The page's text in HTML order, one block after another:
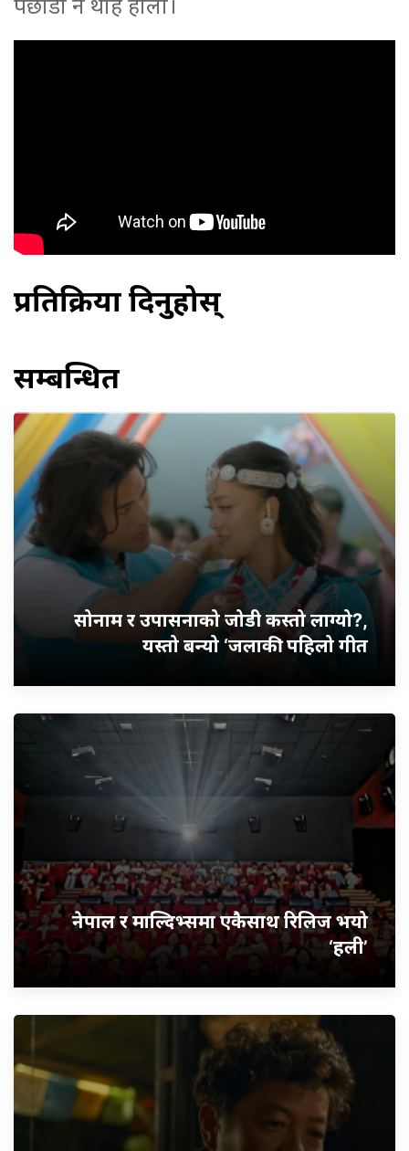
प्रतिक्रिया दिनुहोस्
सम्बन्धित
सोनाम र उपासनाको जोडी कस्तो लाग्यो?,
यस्तो बन्यो ‘जलाकी’ पहिलो गीत
नेपाल र माल्दिभ्समा एकैसाथ रिलिज भयो
‘हली’